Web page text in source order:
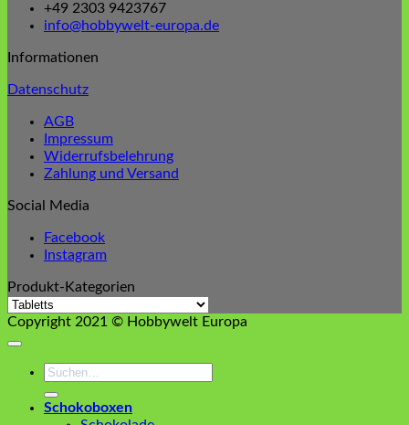
+49 2303 9423767
info@hobbywelt-europa.de
Informationen
Datenschutz
AGB
Impressum
Widerrufsbelehrung
Zahlung und Versand
Social Media
Facebook
Instagram
Produkt-Kategorien
Copyright 2021 © Hobbywelt Europa
Suchen
Schokoboxen